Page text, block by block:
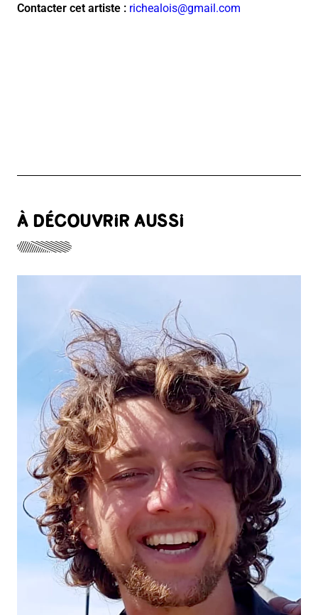
Contacter cet artiste : richealois@gmail.com
À DÉCOUVRIR AUSSI